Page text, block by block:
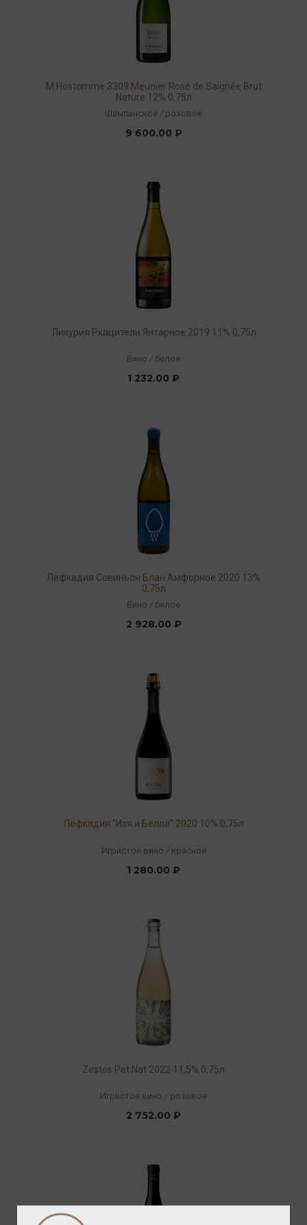
М.Hostomme 3309 Meunier Rosé de Saignée Brut
Nature 12% 0,75л
Шампанское / розовое
9 600.00 ₽
Ликурия Ркацители Янтарное 2019 11% 0,75л
Вино / белое
1 232.00 ₽
Лефкадия Совиньон Блан Амфорное 2020 13%
0,75л
Вино / белое
2 928.00 ₽
Лефкадия "Изя и Белла" 2020 10% 0,75л
Игристое вино / красное
1 280.00 ₽
Zestos Pet Nat 2022 11,5% 0,75л
Игристое вино / розовое
2 752.00 ₽